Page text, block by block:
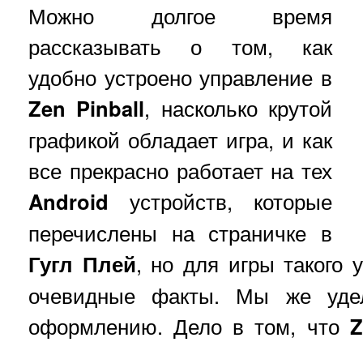
Можно долгое время
рассказывать о том, как
удобно устроено управление в
Zen Pinball, насколько крутой
графикой обладает игра, и как
все прекрасно работает на тех
Android устройств, которые
перечислены на страничке в
Гугл Плей, но для игры такого
очевидные факты. Мы же
оформлению. Дело в том, что